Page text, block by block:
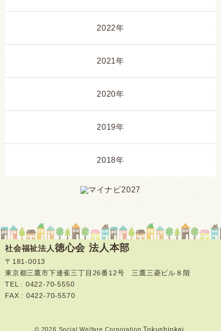
2022年
2021年
2020年
2019年
2018年
社会福祉法人徳心会 法人本部
〒181-0013
東京都三鷹市下連雀三丁目26番12号 三鷹三菱ビル８階
TEL : 0422-70-5550
FAX : 0422-70-5570
© 2026 Social Welfare CorporationTokushinkai.